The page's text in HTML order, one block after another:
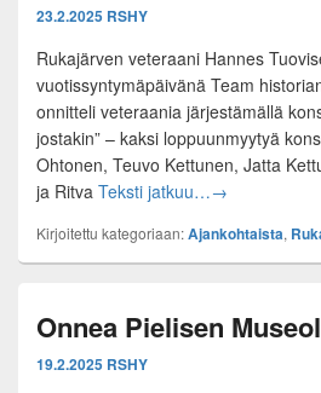
23.2.2025 RSHY
Rukajärven veteraani Hannes
vuotissyntymäpäivänä Team
onnitteli veteraania järjestämällä
jostakin” – kaksi loppuunmyytyä
Ohtonen, Teuvo Kettunen, Jatta
ja Ritva Teksti jatkuu…Rukajärvi-
→
Kirjoitettu kategoriaan:Ajankohtaista,
Onnea Pielisen
19.2.2025 RSHY